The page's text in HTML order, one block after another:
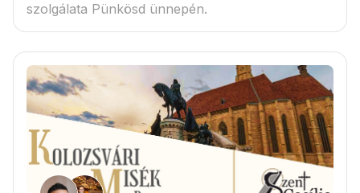
szolgálata Pünkösd ünnepén.